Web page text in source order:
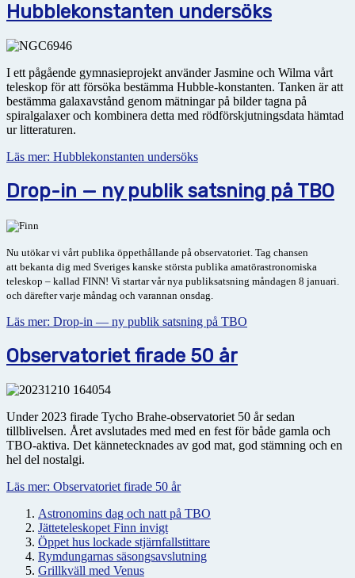
Hubblekonstanten undersöks
I ett pågående gymnasieprojekt använder Jasmine och Wilma vårt
teleskop för att försöka bestämma Hubble-konstanten. Tanken är att
bestämma galax­avstånd genom mätningar på bilder tagna på
spiralgalaxer och kombinera detta med rödförskjutningsdata hämtad
ur litteraturen.
Läs mer: Hubblekonstanten undersöks
Drop-in — ny publik satsning på TBO
Nu utökar vi vårt publika öppethållande på observatoriet. Tag chansen
att bekanta dig med Sveriges kanske största publika amatörastronomiska
teleskop – kallad FINN! Vi startar vår nya publiksatsning måndagen 8 januari.
och därefter varje måndag och varannan onsdag.
Läs mer: Drop-in — ny publik satsning på TBO
Observatoriet firade 50 år
Under 2023 firade Tycho Brahe-observatoriet 50 år sedan
tillblivelsen. Året avslutades med med en fest för både gamla och
TBO-aktiva. Det kännetecknades av god mat, god stämning och en
hel del nostalgi.
Läs mer: Observatoriet firade 50 år
Astronomins dag och natt på TBO
Jätteteleskopet Finn invigt
Öppet hus lockade stjärnfallstittare
Rymdungarnas säsongsavslutning
Grillkväll med Venus